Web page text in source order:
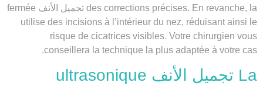
des corrections précises. En revanche, la تجميل الأنف fermée
utilise des incisions à l’intérieur du nez, réduisant ainsi le
risque de cicatrices visibles. Votre chirurgien vous
conseillera la technique la plus adaptée à votre cas.
La تجميل الأنف ultrasonique